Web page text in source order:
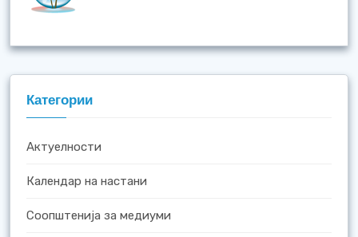
Категории
Актуелности
Календар на настани
Соопштенија за медиуми